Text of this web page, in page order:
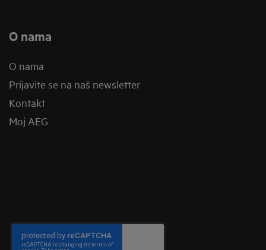
O nama
O nama
Prijavite se na naš newsletter
Kontakt
Moj AEG